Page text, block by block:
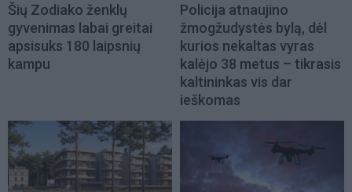
Šių Zodiako ženklų
gyvenimas labai greitai
apsisuks 180 laipsnių
kampu
Policija atnaujino
žmogžudystės bylą, dėl
kurios nekaltas vyras
kalėjo 38 metus – tikrasis
kaltininkas vis dar
ieškomas